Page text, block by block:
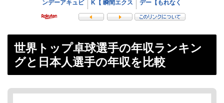
世界トップ卓球選手の年収ランキン
グと日本人選手の年収を比較